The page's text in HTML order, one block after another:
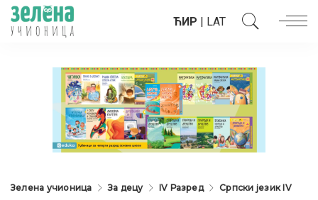
ЋИР | LAT
Зелена учионица За децу IV Разред Српски језик IV